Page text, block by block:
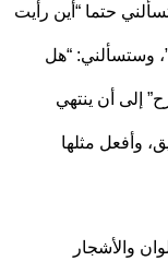
“أين رأيت
“هل
أن ينتهي
مثلها